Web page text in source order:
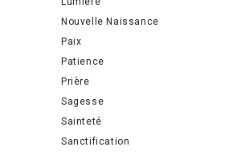
Nouvelle Naissance
Paix
Patience
Prière
Sagesse
Sainteté
Sanctification